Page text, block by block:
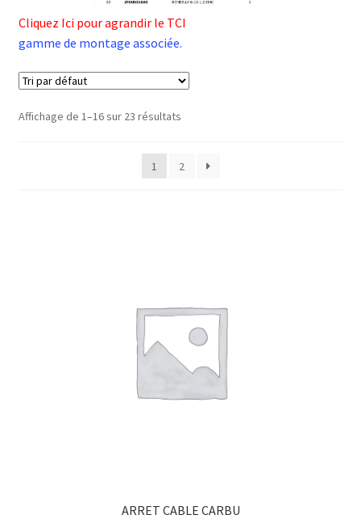
Cliquez Ici pour agrandir le TCI
gamme de montage associée.
Affichage de 1–16 sur 23 résultats
1 2
ARRET CABLE CARBU